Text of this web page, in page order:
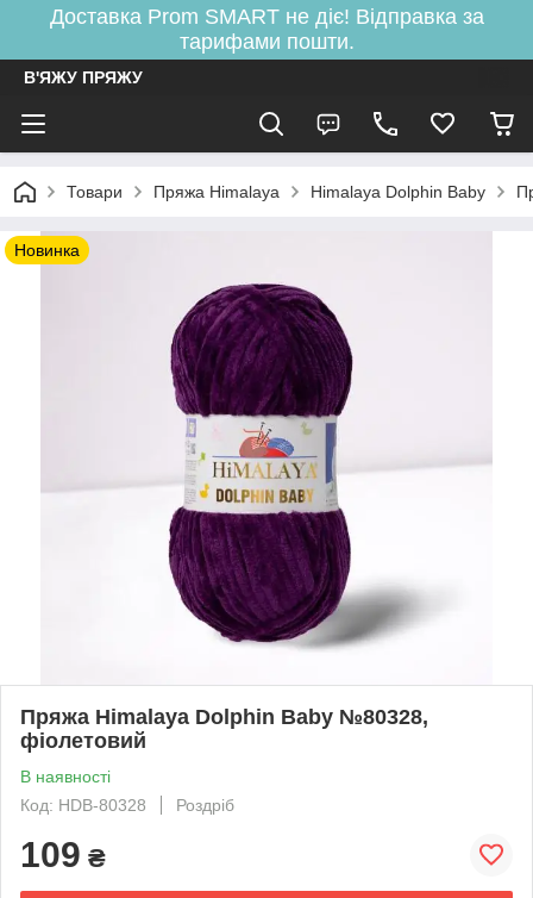
Доставка Prom SMART не діє! Відправка за
тарифами пошти.
В'ЯЖУ ПРЯЖУ
Товари Пряжа Himalaya Himalaya Dolphin Baby
Новинка
Пряжа Himalaya Dolphin Baby №80328,
фіолетовий
В наявності
Код: HDB-80328
Роздріб
109 ₴